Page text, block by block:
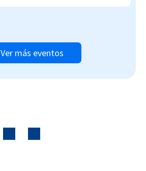
Ver más eventos